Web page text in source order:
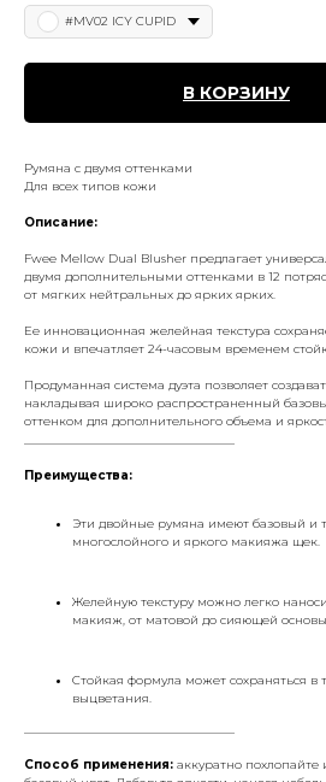
#MV02 ICY CUPID
В КОРЗИНУ
Румяна с двумя оттенками
Для всех типов кожи
Описание:
Fwee Mellow Dual Blusher предлагает
двумя дополнительными оттенками в 12
от мягких нейтральных до ярких ярких.
Ее инновационная желейная текстура
кожи и впечатляет 24-часовым временем
Продуманная система дуэта позволяет
накладывая широко распространенный
оттенком для дополнительного объема и
Преимущества:
Эти двойные румяна имеют базовый и
многослойного и яркого макияжа щек.
Желейную текстуру можно легко
макияж, от матовой до сияющей
Стойкая формула может сохраняться в
выцветания.
Способ применения: аккуратно